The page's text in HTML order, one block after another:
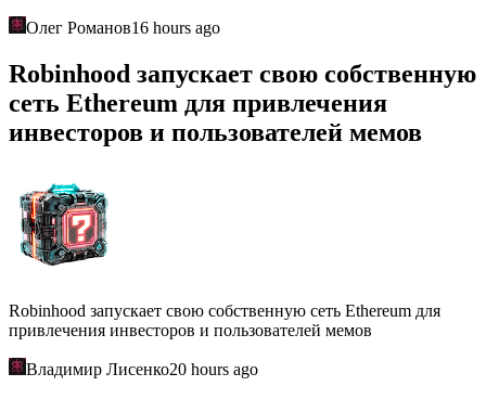
Олег Романов16 hours ago
Robinhood запускает свою собственную
сеть Ethereum для привлечения
инвесторов и пользователей мемов
Robinhood запускает свою собственную сеть Ethereum для
привлечения инвесторов и пользователей мемов
Владимир Лисенко20 hours ago